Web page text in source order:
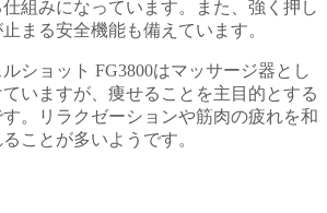
組みになっています。また、強く押し
まる安全機能も備えています。
ショット FG3800はマッサージ器とし
いますが、痩せることを主目的とする
。リラクゼーションや筋肉の疲れを和
ことが多いようです。